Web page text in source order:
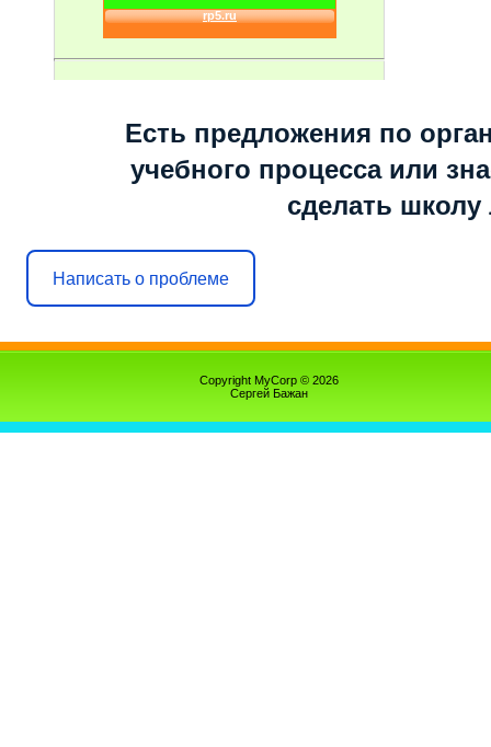
Есть предложения по
учебного процесса или
сделать
Написать о проблеме
Copyright MyCorp © 2026
Сергей Бажан